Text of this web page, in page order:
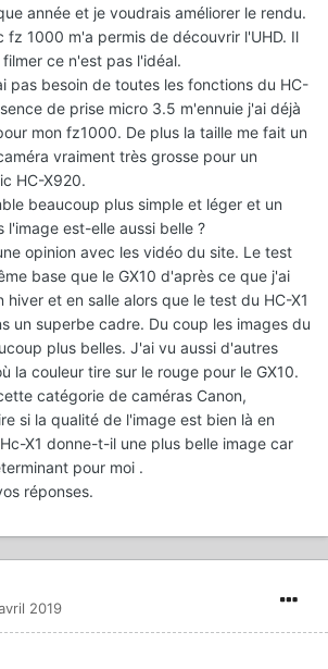
année et je voudrais améliorer le rendu.
fz 1000 m'a permis de découvrir l'UHD. Il
ce n'est pas l'idéal.
pas besoin de toutes les fonctions du HC-
de prise micro 3.5 m'ennuie j'ai déjà
mon fz1000. De plus la taille me fait un
vraiment très grosse pour un
HC-X920.
beaucoup plus simple et léger et un
l'image est-elle aussi belle ?
opinion avec les vidéo du site. Le test
base que le GX10 d'après ce que j'ai
et en salle alors que le test du HC-X1
un superbe cadre. Du coup les images du
plus belles. J'ai vu aussi d'autres
la couleur tire sur le rouge pour le GX10.
catégorie de caméras Canon,
si la qualité de l'image est bien là en
X1 donne-t-il une plus belle image car
pour moi .
réponses.
2019